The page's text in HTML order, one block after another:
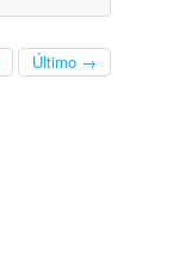
Último →